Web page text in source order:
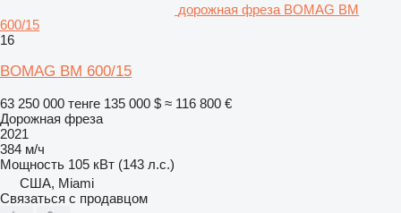
дорожная фреза BOMAG BM
600/15
16
BOMAG BM 600/15
63 250 000 тенге 135 000 $ ≈ 116 800 €
Дорожная фреза
2021
384 м/ч
Мощность 105 кВт (143 л.с.)
США, Miami
Связаться с продавцом